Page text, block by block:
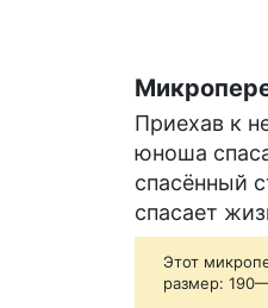
Приехав к
юноша
спасённый
спасает
Этот
размер: